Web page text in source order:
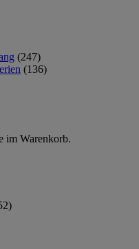
im Warenkorb.
(247)
(136)